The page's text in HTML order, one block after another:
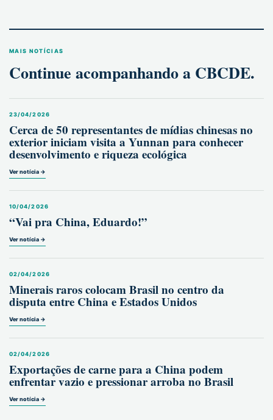
MAIS NOTÍCIAS
Continue acompanhando a CBCDE.
23/04/2026
Cerca de 50 representantes de mídias chinesas no
exterior iniciam visita a Yunnan para conhecer
desenvolvimento e riqueza ecológica
Ver notícia →
10/04/2026
“Vai pra China, Eduardo!”
Ver notícia →
02/04/2026
Minerais raros colocam Brasil no centro da
disputa entre China e Estados Unidos
Ver notícia →
02/04/2026
Exportações de carne para a China podem
enfrentar vazio e pressionar arroba no Brasil
Ver notícia →